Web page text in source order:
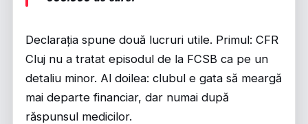
Declarația spune două lucruri utile. Primul: CFR
Cluj nu a tratat episodul de la FCSB ca pe un
detaliu minor. Al doilea: clubul e gata să meargă
mai departe financiar, dar numai după
răspunsul medicilor.